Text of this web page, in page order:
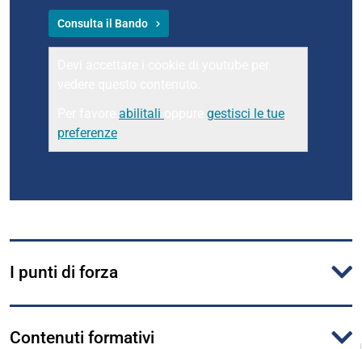
Consulta il Bando
abilitali
gestisci le tue
preferenze
I punti di forza
Contenuti formativi